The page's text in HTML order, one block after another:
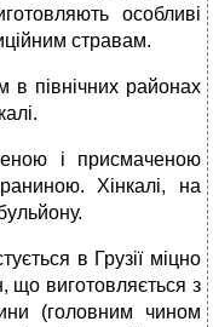
особливі
стравам.
в північних районах
і присмаченою
Хінкалі, на
в Грузії міцно
що виготовляється з
(головним чином